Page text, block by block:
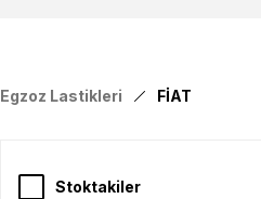
Egzoz Lastikleri FİAT
Stoktakiler